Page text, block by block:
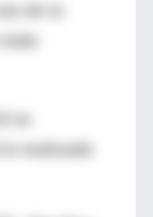
de la